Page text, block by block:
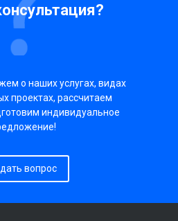
о наших услугах, видах
проектах, рассчитаем
индивидуальное
вопрос